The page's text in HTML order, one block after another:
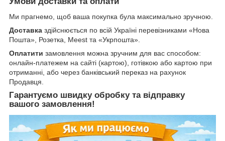
Ми прагнемо, щоб ваша покупка була максимально зручною.
Доставка здійснюється по всій Україні перевізниками «Нова
Пошта», Розетка, Meest та «Укрпошта».
Оплатити замовлення можна зручним для вас способом:
онлайн-платежем на сайті (картою), готівкою або картою при
отриманні, або через банківський переказ на рахунок
Продавця.
Гарантуємо швидку обробку та відправку
вашого замовлення!